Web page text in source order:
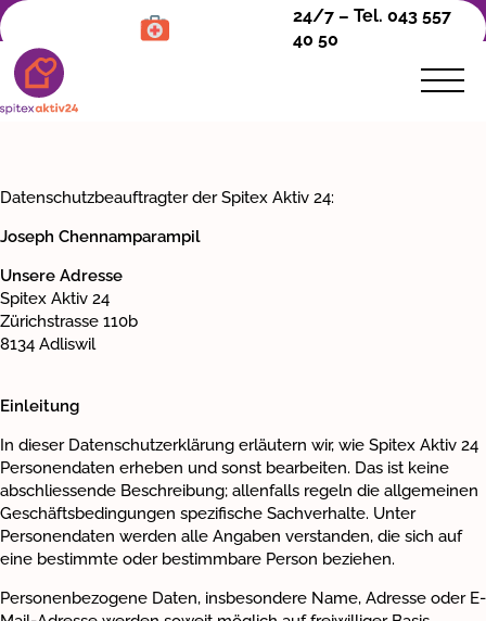
24/7 – Tel. 043 557
40 50
Pflege &
Betreuung
Angehörigenpflege
Psychiatrische Spitex
Über uns
Kontakt
Blog
Datenschutzbeauftragter der Spitex Aktiv 24:
Joseph Chennamparampil
Unsere Adresse
Spitex Aktiv 24
Zürichstrasse 110b
8134 Adliswil
Einleitung
In dieser Datenschutzerklärung erläutern wir, wie Spitex Aktiv 24
Personendaten erheben und sonst bearbeiten. Das ist keine
abschliessende Beschreibung; allenfalls regeln die allgemeinen
Geschäftsbedingungen spezifische Sachverhalte. Unter
Personendaten werden alle Angaben verstanden, die sich auf
eine bestimmte oder bestimmbare Person beziehen.
Personenbezogene Daten, insbesondere Name, Adresse oder E-